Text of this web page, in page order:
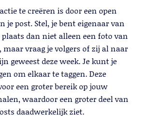
te creëren is door een open
je post. Stel, je bent eigenaar van
dan niet alleen een foto van
maar vraag je volgers of zij al naar
geweest deze week. Je kunt je
om elkaar te taggen. Deze
een groter bereik op jouw
waardoor een groter deel van
daadwerkelijk ziet.